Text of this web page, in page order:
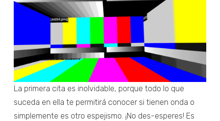
La primera cita es inolvidable, porque todo lo que
suceda en ella te permitirá conocer si tienen onda o
simplemente es otro espejismo. ¡No des-esperes! Es